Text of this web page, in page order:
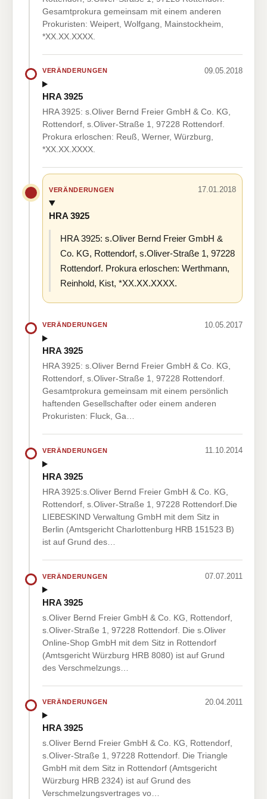
Gesamtprokura gemeinsam mit einem anderen
Prokuristen: Weipert, Wolfgang, Mainstockheim,
*XX.XX.XXXX.
VERÄNDERUNGEN 09.05.2018
HRA 3925
HRA 3925: s.Oliver Bernd Freier GmbH & Co. KG,
Rottendorf, s.Oliver-Straße 1, 97228 Rottendorf.
Prokura erloschen: Reuß, Werner, Würzburg,
*XX.XX.XXXX.
VERÄNDERUNGEN 17.01.2018
HRA 3925
HRA 3925: s.Oliver Bernd Freier GmbH &
Co. KG, Rottendorf, s.Oliver-Straße 1, 97228
Rottendorf. Prokura erloschen: Werthmann,
Reinhold, Kist, *XX.XX.XXXX.
VERÄNDERUNGEN 10.05.2017
HRA 3925
HRA 3925: s.Oliver Bernd Freier GmbH & Co. KG,
Rottendorf, s.Oliver-Straße 1, 97228 Rottendorf.
Gesamtprokura gemeinsam mit einem persönlich
haftenden Gesellschafter oder einem anderen
Prokuristen: Fluck, Ga…
VERÄNDERUNGEN 11.10.2014
HRA 3925
HRA 3925:s.Oliver Bernd Freier GmbH & Co. KG,
Rottendorf, s.Oliver-Straße 1, 97228 Rottendorf.Die
LIEBESKIND Verwaltung GmbH mit dem Sitz in
Berlin (Amtsgericht Charlottenburg HRB 151523 B)
ist auf Grund des…
VERÄNDERUNGEN 07.07.2011
HRA 3925
s.Oliver Bernd Freier GmbH & Co. KG, Rottendorf,
s.Oliver-Straße 1, 97228 Rottendorf. Die s.Oliver
Online-Shop GmbH mit dem Sitz in Rottendorf
(Amtsgericht Würzburg HRB 8080) ist auf Grund
des Verschmelzungs…
VERÄNDERUNGEN 20.04.2011
HRA 3925
s.Oliver Bernd Freier GmbH & Co. KG, Rottendorf,
s.Oliver-Straße 1, 97228 Rottendorf. Die Triangle
GmbH mit dem Sitz in Rottendorf (Amtsgericht
Würzburg HRB 2324) ist auf Grund des
Verschmelzungsvertrages vo…